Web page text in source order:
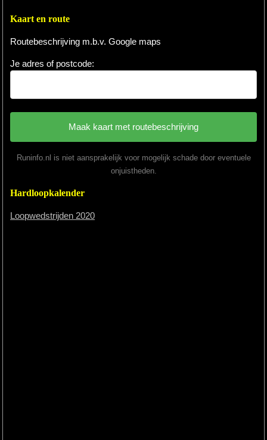
Kaart en route
Routebeschrijving m.b.v. Google maps
Je adres of postcode:
Runinfo.nl is niet aansprakelijk voor mogelijk schade door eventuele
onjuistheden.
Hardloopkalender
Loopwedstrijden 2020